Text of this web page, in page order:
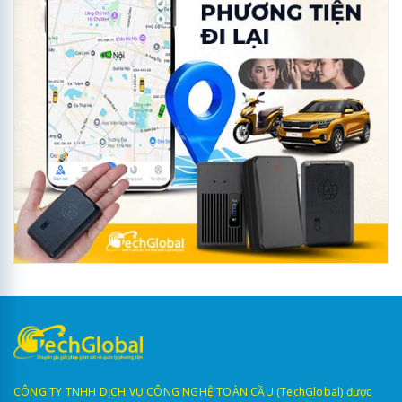
CÔNG TY TNHH DỊCH VỤ CÔNG NGHỆ TOÀN CẦU (TechGlobal) được